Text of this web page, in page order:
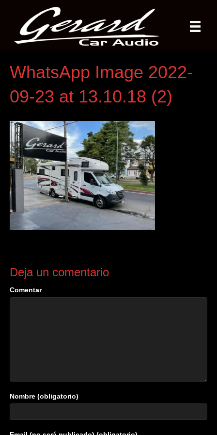
WhatsApp Image 2022-
09-23 at 13.10.18 (2)
Deja un comentario
Comentar
Nombre (obligatorio)